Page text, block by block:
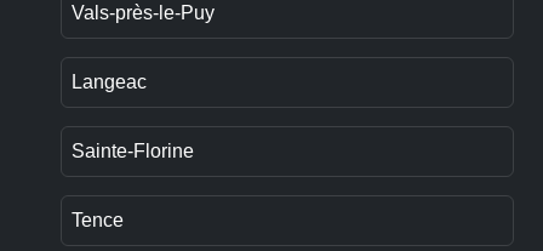
Vals-près-le-Puy
Langeac
Sainte-Florine
Tence